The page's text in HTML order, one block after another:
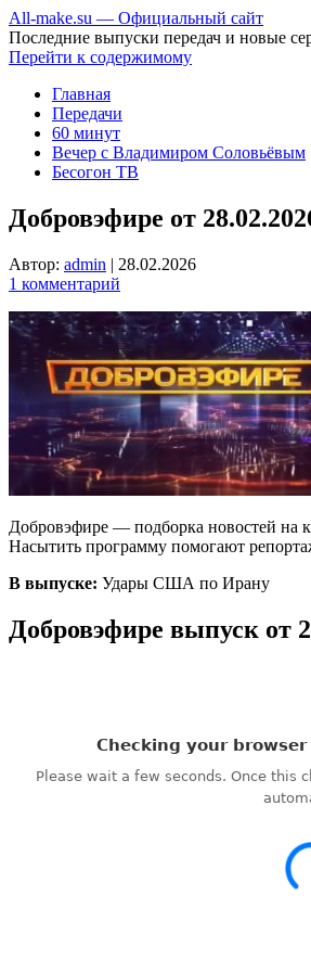
All-make.su — Официальный сайт
Последние выпуски передач и новые
Перейти к содержимому
Главная
Передачи
60 минут
Вечер с Владимиром Соловьёвым
Бесогон ТВ
Добровэфире от
Автор: admin | 28.02.2026
1 комментарий
Добровэфире — подборка новостей на
Насытить программу помогают
В выпуске: Удары США по Ирану
Добровэфире выпуск от